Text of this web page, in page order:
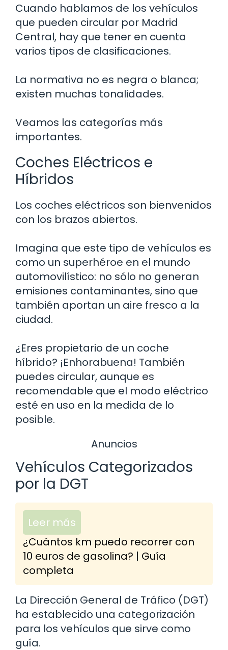
Cuando hablamos de los vehículos
que pueden circular por Madrid
Central, hay que tener en cuenta
varios tipos de clasificaciones.
La normativa no es negra o blanca;
existen muchas tonalidades.
Veamos las categorías más
importantes.
Coches Eléctricos e
Híbridos
Los coches eléctricos son bienvenidos
con los brazos abiertos.
Imagina que este tipo de vehículos es
como un superhéroe en el mundo
automovilístico: no sólo no generan
emisiones contaminantes, sino que
también aportan un aire fresco a la
ciudad.
¿Eres propietario de un coche
híbrido? ¡Enhorabuena! También
puedes circular, aunque es
recomendable que el modo eléctrico
esté en uso en la medida de lo
posible.
Anuncios
Vehículos Categorizados
por la DGT
Leer más
¿Cuántos km puedo recorrer con
10 euros de gasolina? | Guía
completa
La Dirección General de Tráfico (DGT)
ha establecido una categorización
para los vehículos que sirve como
guía.